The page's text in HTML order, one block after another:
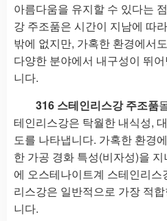
아름다움을 유지할 수 있다는
강 주조품은 시간이 지남에 따
밖에 없지만, 가혹한 환경에서
다양한 분야에서 내구성이 뛰
니다.
316 스테인리스강 주조품
테인리스강은 탁월한 내식성,
도를 나타냅니다. 가혹한 환경
한 가공 경화 특성(비자성)을
에 오스테나이트계 스테인리
리스강은 일반적으로 가장 적
니다.